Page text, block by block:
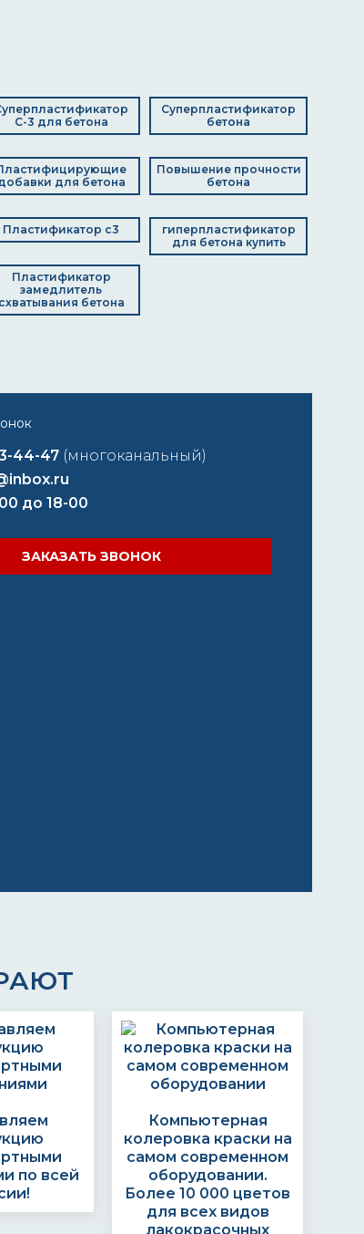
С-3 для бетона
Суперпластификатор
бетона
для бетона
Повышение прочности
бетона
Пластификатор с3
гиперпластификатор
для бетона купить
Пластификатор
замедлитель
схватывания бетона
44-47 (многоканальный)
до 18-00
ЗАКАЗАТЬ ЗВОНОК
по всей
Компьютерная
колеровка краски на
самом современном
оборудовании.
Более 10 000 цветов
для всех видов
лакокрасочных